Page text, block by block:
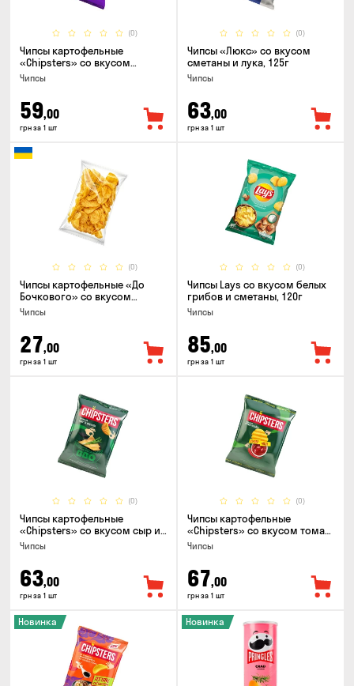
(0)
Чипсы картофельные
«Chipsters» со вкусом
острый удон, 100г
Чипсы
59,00
грн за 1 шт
(0)
Чипсы «Люкс» со вкусом
сметаны и лука, 125г
Чипсы
63,00
грн за 1 шт
(0)
Чипсы картофельные «До
Бочкового» со вкусом
сметаны с зеленью, 100г
Чипсы
27,00
грн за 1 шт
(0)
Чипсы Lays со вкусом белых
грибов и сметаны, 120г
Чипсы
85,00
грн за 1 шт
(0)
Чипсы картофельные
«Chipsters» со вкусом сыр и
лук, 95г
Чипсы
63,00
грн за 1 шт
(0)
Чипсы картофельные
«Chipsters» со вкусом томат
спайси, 95г
Чипсы
67,00
грн за 1 шт
Новинка Новинка